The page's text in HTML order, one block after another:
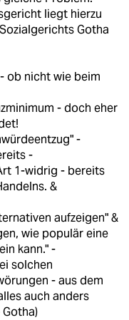
liegt hierzu
Gotha
ob nicht wie beim
- doch eher
-
-
1-widrig - bereits
&
aufzeigen" &
wie populär eine
kann." -
solchen
- aus dem
auch anders